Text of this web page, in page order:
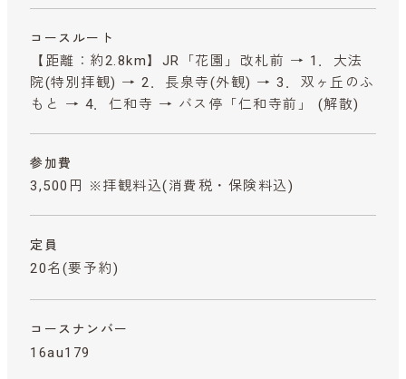
コースルート
【距離：約2.8km】JR「花園」改札前 → 1．大法
院(特別拝観) → 2．長泉寺(外観) → 3．双ヶ丘のふ
もと → 4．仁和寺 → バス停「仁和寺前」 (解散)
参加費
3,500円 ※拝観料込(消費税・保険料込)
定員
20名(要予約)
コースナンバー
16au179